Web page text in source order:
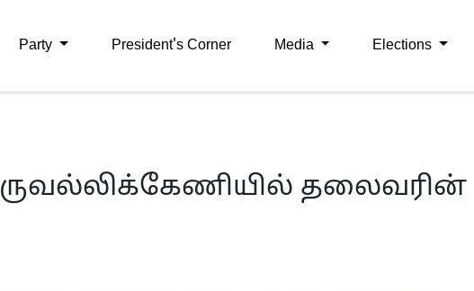
Party President's Corner Media Elections
தலைவரின்